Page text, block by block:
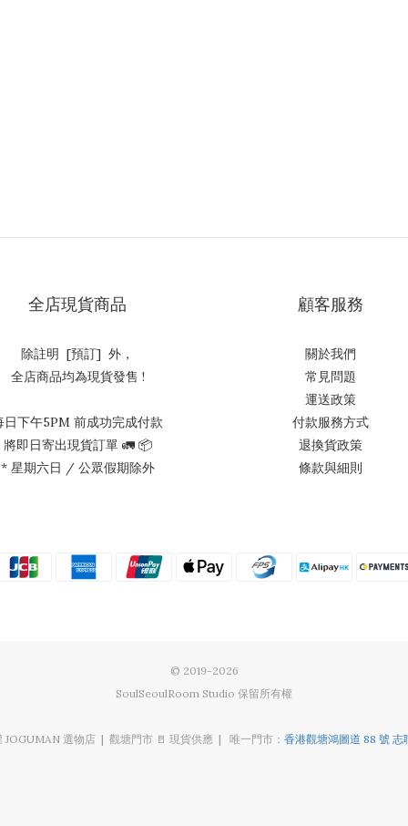
全店現貨商品
除註明 [預訂] 外，
全店商品均為現貨發售 !
日下午5PM 前成功完成付款
將即日寄出現貨訂單 🚛 📦
* 星期六日 / 公眾假期除外
顧客服務
關於我們
常見問題
運送政策
付款服務方式
退換貨政策
條款與細則
© 2019-2026
SoulSeoulRoom Studio 保留所有權
選物店 | 觀塘門市 🚪 現貨供應 | 唯一門市： 香港觀塘鴻圖道 88 號 志